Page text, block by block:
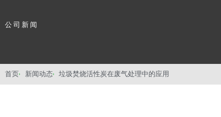
公司新闻
首页 新闻动态 垃圾焚烧活性炭在废气处理中的应用